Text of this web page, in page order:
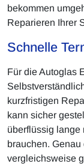
bekommen
Reparieren Ihrer
Schnelle
Für die Autoglas
kurzfristigen
kann sicher
überflüssig lange
brauchen.
vergleichsweise